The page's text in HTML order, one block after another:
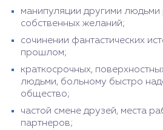
манипуляции другими людьми
собственных желаний;
сочинении фантастических
прошлом;
краткосрочных,
людьми, больному быстро
общество;
частой смене друзей, места
партнеров;